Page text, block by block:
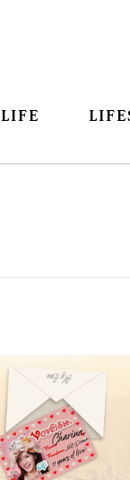
LIFE